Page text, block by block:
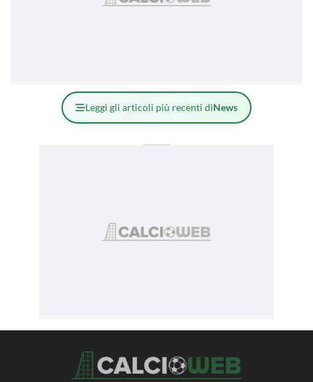
Leggi gli articoli più recenti diNews